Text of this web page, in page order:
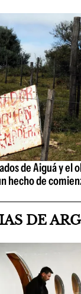
de Aiguá y el
hecho de
DE